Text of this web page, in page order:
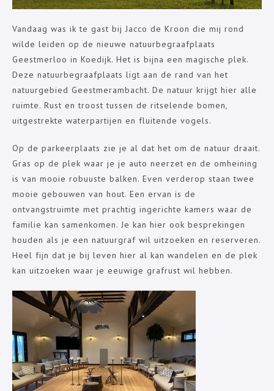
Vandaag was ik te gast bij Jacco de Kroon die mij rond
wilde leiden op de nieuwe natuurbegraafplaats
Geestmerloo in Koedijk. Het is bijna een magische plek.
Deze natuurbegraafplaats ligt aan de rand van het
natuurgebied Geestmerambacht. De natuur krijgt hier alle
ruimte. Rust en troost tussen de ritselende bomen,
uitgestrekte waterpartijen en fluitende vogels.
Op de parkeerplaats zie je al dat het om de natuur draait.
Gras op de plek waar je je auto neerzet en de omheining
is van mooie robuuste balken. Even verderop staan twee
mooie gebouwen van hout. Een ervan is de
ontvangstruimte met prachtig ingerichte kamers waar de
familie kan samenkomen. Je kan hier ook besprekingen
houden als je een natuurgraf wil uitzoeken en reserveren.
Heel fijn dat je bij leven hier al kan wandelen en de plek
kan uitzoeken waar je eeuwige grafrust wil hebben.